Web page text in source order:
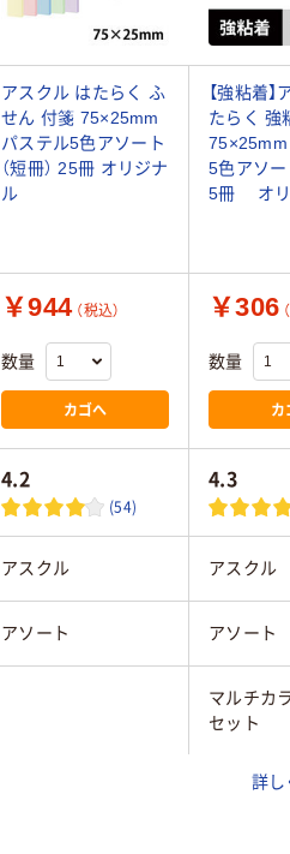
アスクル はたらく ふ
せん 付箋 75×25mm
パステル5色アソート
（短冊） 25冊 オリジナ
ル
【強粘着
たらく 強
5色アソ
5冊 オリ
￥944 （税込）
数量
カゴへ
￥306
数量
カ
4.2
(54)
4.3
アスクル アスクル
アソート アソート
マルチカ
セット
ビビッド
詳し